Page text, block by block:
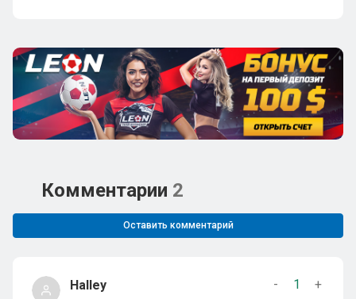
Комментарии 2
Оставить комментарий
Halley - 1
+